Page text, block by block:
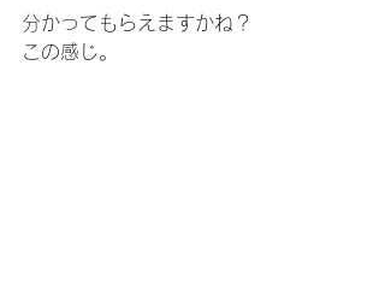
分かってもらえますかね？
この感じ。